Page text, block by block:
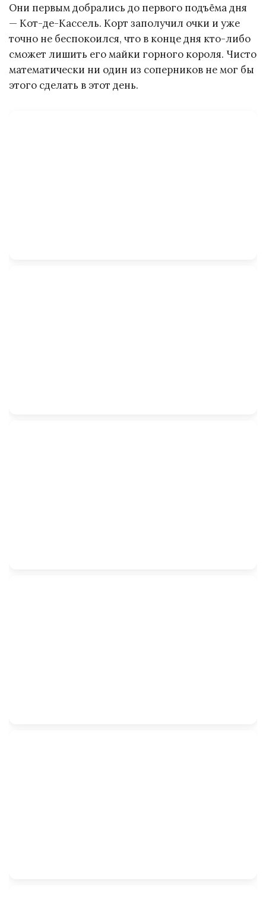
Они первым добрались до первого подъёма дня
— Кот-де-Кассель. Корт заполучил очки и уже
точно не беспокоился, что в конце дня кто-либо
сможет лишить его майки горного короля. Чисто
математически ни один из соперников не мог бы
этого сделать в этот день.